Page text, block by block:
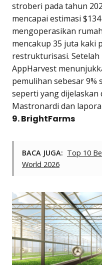
stroberi pada tahun
mencapai estimasi
mengoperasikan
mencakup 35 juta kaki
restrukturisasi.
AppHarvest
pemulihan sebesar 9%
seperti yang dijelaskan
Mastronardi dan
9. BrightFarms
BACA JUGA: Top 10
World 2026